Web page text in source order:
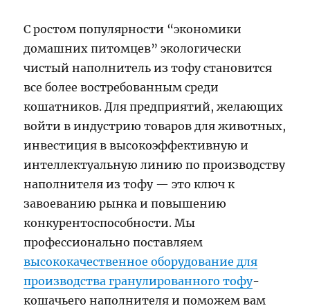
С ростом популярности “экономики
домашних питомцев” экологически
чистый наполнитель из тофу становится
все более востребованным среди
кошатников. Для предприятий, желающих
войти в индустрию товаров для животных,
инвестиция в высокоэффективную и
интеллектуальную линию по производству
наполнителя из тофу — это ключ к
завоеванию рынка и повышению
конкурентоспособности. Мы
профессионально поставляем
высококачественное оборудование для
производства гранулированного тофу-
кошачьего наполнителя и поможем вам